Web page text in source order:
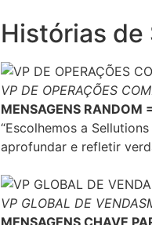
Histórias de
VP DE OPERAÇÕES
MENSAGENS RANDOM
“Escolhemos a
aprofundar e refletir
VP GLOBAL DE VENDAS
MENSAGENS CHAVE